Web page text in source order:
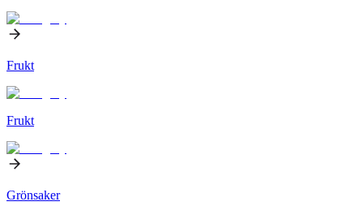
Frukt
Frukt
Grönsaker